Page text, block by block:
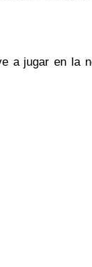
a jugar en la